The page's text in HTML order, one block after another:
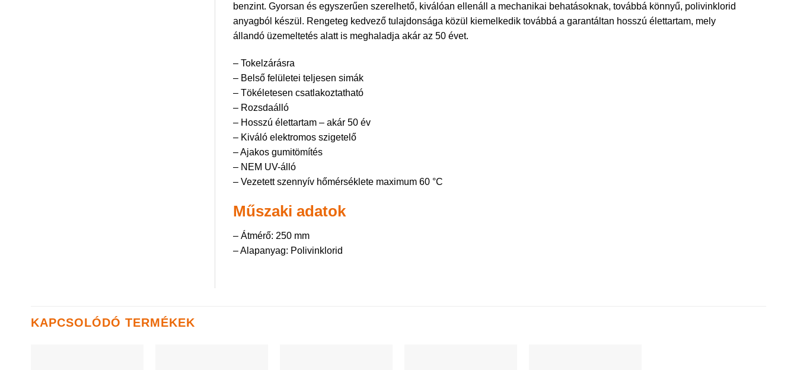
benzint. Gyorsan és egyszerűen szerelhető, kiválóan ellenáll a mechanikai behatásoknak, továbbá könnyű, polivinklorid
anyagból készül. Rengeteg kedvező tulajdonsága közül kiemelkedik továbbá a garantáltan hosszú élettartam, mely
állandó üzemeltetés alatt is meghaladja akár az 50 évet.
– Tokelzárásra
– Belső felületei teljesen simák
– Tökéletesen csatlakoztatható
– Rozsdaálló
– Hosszú élettartam – akár 50 év
– Kiváló elektromos szigetelő
– Ajakos gumitömítés
– NEM UV-álló
– Vezetett szennyív hőmérséklete maximum 60 °C
Műszaki adatok
– Átmérő: 250 mm
– Alapanyag: Polivinklorid
KAPCSOLÓDÓ TERMÉKEK